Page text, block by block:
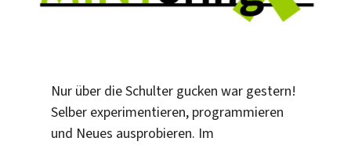
Nur über die Schulter gucken war gestern!
Selber experimentieren, programmieren
und Neues ausprobieren. Im